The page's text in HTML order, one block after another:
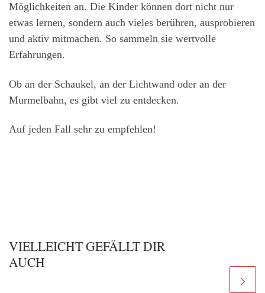
Möglichkeiten an. Die Kinder können dort nicht nur
etwas lernen, sondern auch vieles berühren, ausprobieren
und aktiv mitmachen. So sammeln sie wertvolle
Erfahrungen.
Ob an der Schaukel, an der Lichtwand oder an der
Murmelbahn, es gibt viel zu entdecken.
Auf jeden Fall sehr zu empfehlen!
VIELLEICHT GEFÄLLT DIR
AUCH